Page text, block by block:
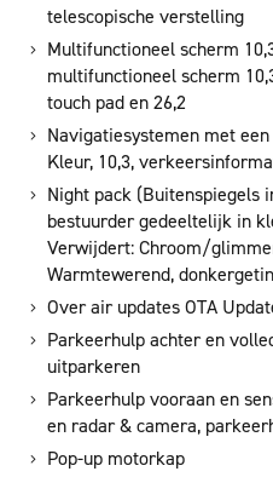
telescopische verstelling
Multifunctioneel scherm
multifunctioneel scherm
touch pad en 26,2
Navigatiesystemen met
Kleur, 10,3,
Night pack (Buitenspiegels
bestuurder gedeeltelijk in
Verwijdert: Chroom/
Warmtewerend,
Over air updates OTA
Parkeerhulp achter en
uitparkeren
Parkeerhulp vooraan en
en radar & camera,
Pop-up motorkap